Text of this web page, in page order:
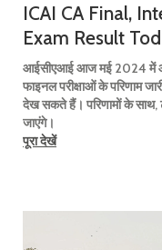
ICAI CA Final,
Exam Result
प्रतिशत
आईसीएआई आज मई 2024 में
फाइनल परीक्षाओं के परिणाम
देख सकते हैं। परिणामों के साथ,
जाएंगे।
पूरा देखें